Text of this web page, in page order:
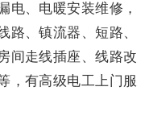
电、电暖安装维修，
、镇流器、短路、
间走线插座、线路改
，有高级电工上门服